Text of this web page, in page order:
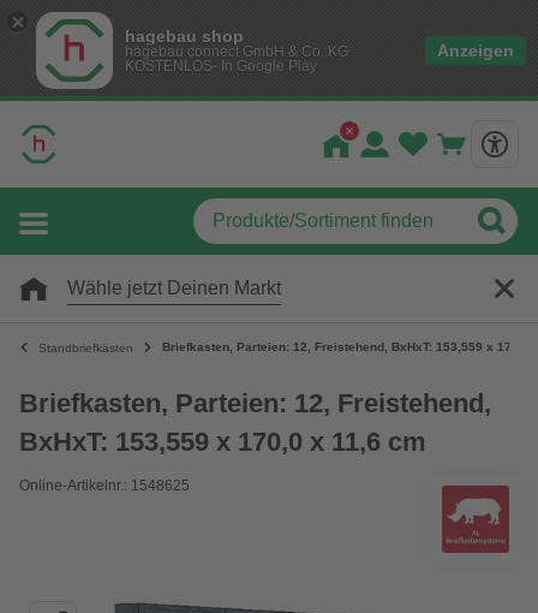
hagebau shop
hagebau connect GmbH & Co. KG
KOSTENLOS- In Google Play
Anzeigen
Wähle jetzt Deinen Markt
Standbriefkästen Briefkasten, Parteien: 12, Freistehend, BxHxT: 153,559 x 170,0
Briefkasten, Parteien: 12, Freistehend,
BxHxT: 153,559 x 170,0 x 11,6 cm
Online-Artikelnr.: 1548625